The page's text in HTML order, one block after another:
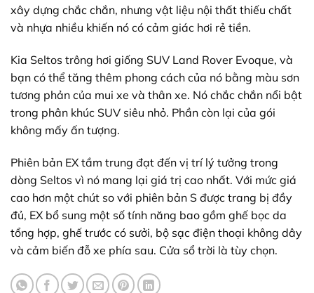
xây dựng chắc chắn, nhưng vật liệu nội thất thiếu chất
và nhựa nhiều khiến nó có cảm giác hơi rẻ tiền.
Kia Seltos trông hơi giống SUV Land Rover Evoque, và
bạn có thể tăng thêm phong cách của nó bằng màu sơn
tương phản của mui xe và thân xe. Nó chắc chắn nổi bật
trong phân khúc SUV siêu nhỏ. Phần còn lại của gói
không mấy ấn tượng.
Phiên bản EX tầm trung đạt đến vị trí lý tưởng trong
dòng Seltos vì nó mang lại giá trị cao nhất. Với mức giá
cao hơn một chút so với phiên bản S được trang bị đầy
đủ, EX bổ sung một số tính năng bao gồm ghế bọc da
tổng hợp, ghế trước có sưởi, bộ sạc điện thoại không dây
và cảm biến đỗ xe phía sau. Cửa sổ trời là tùy chọn.